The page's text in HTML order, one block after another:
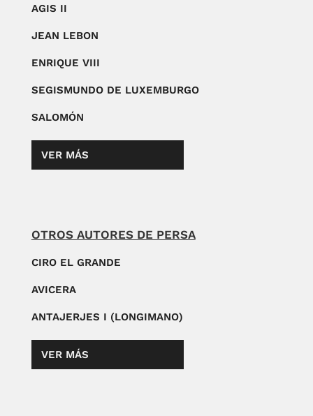
AGIS II
JEAN LEBON
ENRIQUE VIII
SEGISMUNDO DE LUXEMBURGO
SALOMÓN
VER MÁS
OTROS AUTORES DE PERSA
CIRO EL GRANDE
AVICERA
ANTAJERJES I (LONGIMANO)
VER MÁS